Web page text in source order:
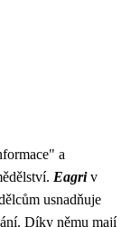
a
Eagriv
usnadňuje
Díky němu mají